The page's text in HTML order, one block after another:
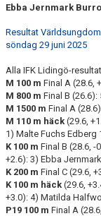
Ebba Jernmark
Resultat
söndag 29 juni 2025
Alla IFK Lidingö-
M 100 m Final A (28.6,
M 800 m Final B
M 1500 m Final A
M 110 m häck (29.6,
1) Malte Fuchs Edberg
K 100 m Final B (28.6, -
+2.6): 3) Ebba
K 200 m Final C (29.6,
K 100 m häck (29.6,
+3.0): 4) Matilda
P19 100 m Final A